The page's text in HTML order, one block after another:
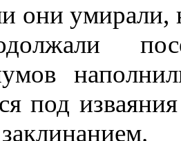
они умирали,
под